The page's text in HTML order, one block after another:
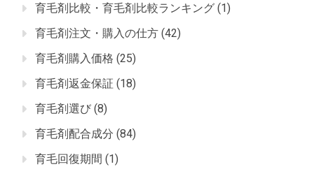
育毛剤比較・育毛剤比較ランキング (1)
育毛剤注文・購入の仕方 (42)
育毛剤購入価格 (25)
育毛剤返金保証 (18)
育毛剤選び (8)
育毛剤配合成分 (84)
育毛回復期間 (1)